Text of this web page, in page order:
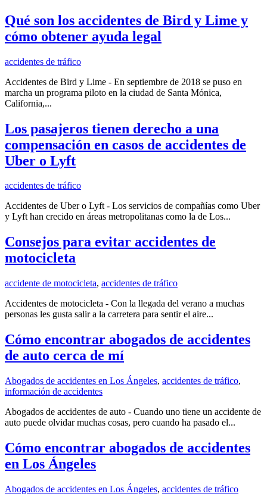
Qué son los accidentes de Bird y Lime y
cómo obtener ayuda legal
accidentes de tráfico
Accidentes de Bird y Lime - En septiembre de 2018 se puso en
marcha un programa piloto en la ciudad de Santa Mónica,
California,...
Los pasajeros tienen derecho a una
compensación en casos de accidentes de
Uber o Lyft
accidentes de tráfico
Accidentes de Uber o Lyft - Los servicios de compañías como Uber
y Lyft han crecido en áreas metropolitanas como la de Los...
Consejos para evitar accidentes de
motocicleta
accidente de motocicleta, accidentes de tráfico
Accidentes de motocicleta - Con la llegada del verano a muchas
personas les gusta salir a la carretera para sentir el aire...
Cómo encontrar abogados de accidentes
de auto cerca de mí
Abogados de accidentes en Los Ángeles, accidentes de tráfico,
información de accidentes
Abogados de accidentes de auto - Cuando uno tiene un accidente de
auto puede olvidar muchas cosas, pero cuando ha pasado el...
Cómo encontrar abogados de accidentes
en Los Ángeles
Abogados de accidentes en Los Ángeles, accidentes de tráfico